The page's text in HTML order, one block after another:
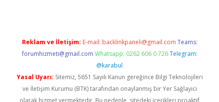
Reklam ve İletişim: E-mail: backlinkpaneli@gmail.com Teams:
forumhizmeti@gmail.com Whatsapp: 0262 606 0 726 Telegram:
@karabul
Yasal Uyarı: Sitemiz, 5651 Sayılı Kanun gereğince Bilgi Teknolojileri
ve İletişim Kurumu (BTK) tarafından onaylanmış bir Yer Sağlayıcı
olarak hizmet vermektedir. Bu nedenle, sitedeki içerikleri proaktif